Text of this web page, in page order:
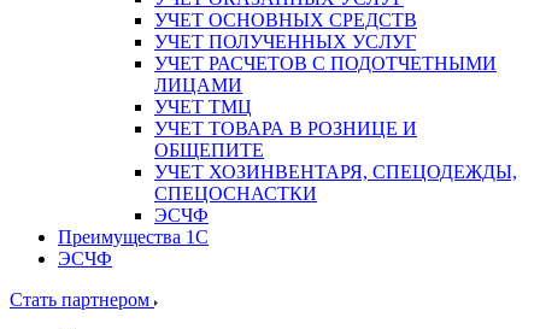
УЧЕТ ОСНОВНЫХ СРЕДСТВ
УЧЕТ ПОЛУЧЕННЫХ УСЛУГ
УЧЕТ РАСЧЕТОВ С ПОДОТЧЕТНЫМИ
ЛИЦАМИ
УЧЕТ ТМЦ
УЧЕТ ТОВАРА В РОЗНИЦЕ И
ОБЩЕПИТЕ
УЧЕТ ХОЗИНВЕНТАРЯ, СПЕЦОДЕЖДЫ,
СПЕЦОСНАСТКИ
ЭСЧФ
Преимущества 1С
ЭСЧФ
Стать партнером